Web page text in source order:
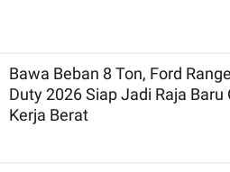
Bawa Beban 8 Ton, Ford
Duty 2026 Siap Jadi Raja
Kerja Berat